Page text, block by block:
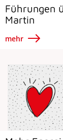
Führungen
Martin
mehr